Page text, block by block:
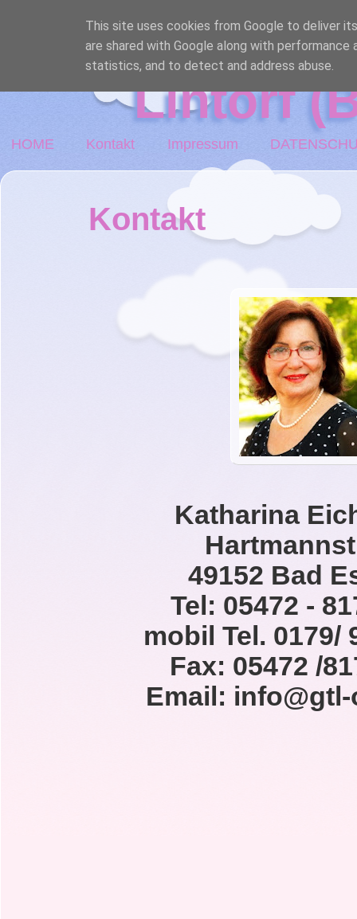
OASE
Lintorf
HOME Kontakt Impressum
Kontakt
Katharina
49152 Bad
Tel: 05472 -
mobil Tel. 0179/
Fax: 05472 /
Email:
This site uses cookies from Google to deliver
are shared with Google along with
statistics, and to detect and address abuse.